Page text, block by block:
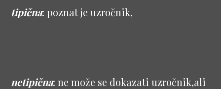
tipična: poznat je uzročnik,
netipična: ne može se dokazati uzročnik,ali